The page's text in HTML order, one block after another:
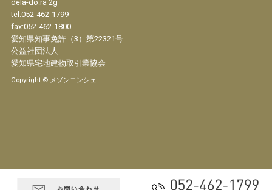
dela-do:ra 2g
tel:052-462-1799
fax:052-462-1800
愛知県知事免許（3）第22321号
公益社団法人
愛知県宅地建物取引業協会
Copyright © メゾンコンシェ